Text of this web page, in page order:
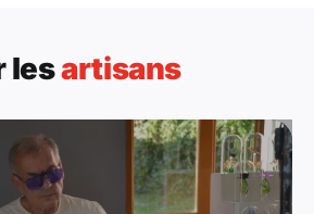
lesartisans